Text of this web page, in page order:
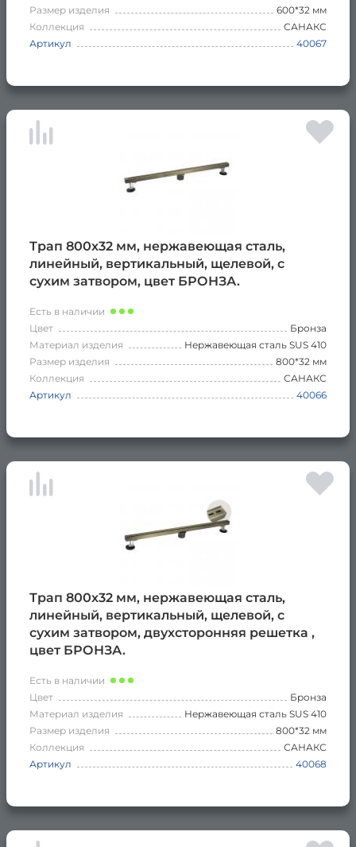
Размер изделия
600*32 мм
Коллекция
САНАКС
Артикул
40067
Трап 800х32 мм, нержавеющая сталь,
линейный, вертикальный, щелевой, с
сухим затвором, цвет БРОНЗА.
Есть в наличии
Цвет
Бронза
Материал изделия
Нержавеющая сталь SUS 410
Размер изделия
800*32 мм
Коллекция
САНАКС
Артикул
40066
Трап 800х32 мм, нержавеющая сталь,
линейный, вертикальный, щелевой, с
сухим затвором, двухсторонняя решетка ,
цвет БРОНЗА.
Есть в наличии
Цвет
Бронза
Материал изделия
Нержавеющая сталь SUS 410
Размер изделия
800*32 мм
Коллекция
САНАКС
Артикул
40068